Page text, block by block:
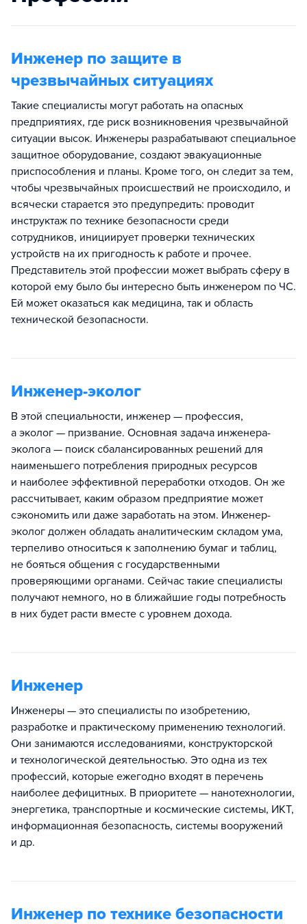
Инженер по защите в
чрезвычайных ситуациях
Такие специалисты могут работать на опасных
предприятиях, где риск возникновения чрезвычайной
ситуации высок. Инженеры разрабатывают специальное
защитное оборудование, создают эвакуационные
приспособления и планы. Кроме того, он следит за тем,
чтобы чрезвычайных происшествий не происходило, и
всячески старается это предупредить: проводит
инструктаж по технике безопасности среди
сотрудников, инициирует проверки технических
устройств на их пригодность к работе и прочее.
Представитель этой профессии может выбрать сферу в
которой ему было бы интересно быть инженером по ЧС.
Ей может оказаться как медицина, так и область
технической безопасности.
Инженер-эколог
В этой специальности, инженер — профессия,
а эколог — призвание. Основная задача инженера-
эколога — поиск сбалансированных решений для
наименьшего потребления природных ресурсов
и наиболее эффективной переработки отходов. Он же
рассчитывает, каким образом предприятие может
сэкономить или даже заработать на этом. Инженер-
эколог должен обладать аналитическим складом ума,
терпеливо относиться к заполнению бумаг и таблиц,
не бояться общения с государственными
проверяющими органами. Сейчас такие специалисты
получают немного, но в ближайшие годы потребность
в них будет расти вместе с уровнем дохода.
Инженер
Инженеры — это специалисты по изобретению,
разработке и практическому применению технологий.
Они занимаются исследованиями, конструкторской
и технологической деятельностью. Это одна из тех
профессий, которые ежегодно входят в перечень
наиболее дефицитных. В приоритете — нанотехнологии,
энергетика, транспортные и космические системы, ИКТ,
информационная безопасность, системы вооружений
и др.
Инженер по технике безопасности